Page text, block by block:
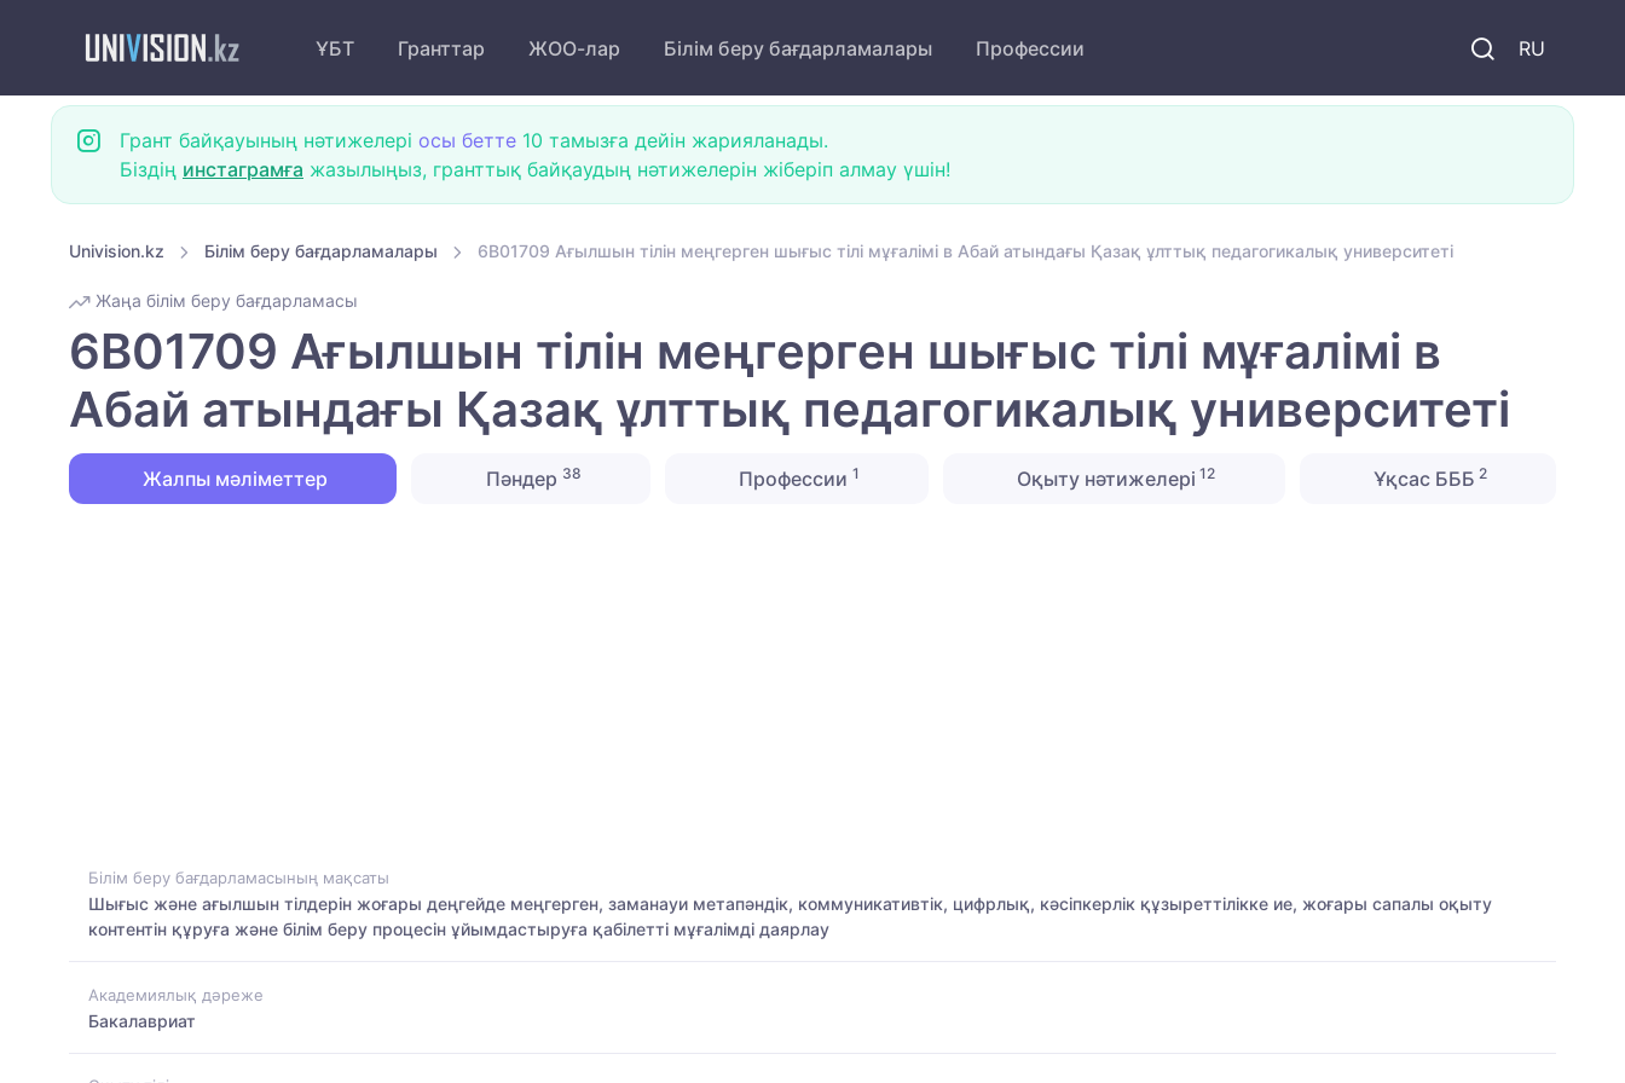
RU
ҰБТ Гранттар ЖОО-лар Білім беру бағдарламалары Профессии
Грант байқауының нәтижелері осы бетте 10 тамызға дейін жарияланады.
Біздің инстаграмға жазылыңыз, гранттық байқаудың нәтижелерін жіберіп алмау үшін!
Univision.kz Білім беру бағдарламалары 6B01709 Ағылшын тілін меңгерген шығыс тілі мұғалімі в Абай атындағы Қазақ ұлттық педагогикалық университеті
Жаңа білім беру бағдарламасы
6B01709 Ағылшын тілін меңгерген шығыс тілі мұғалімі в
Абай атындағы Қазақ ұлттық педагогикалық университеті
Жалпы мәліметтер Пәндер 38 Профессии1 Оқыту нәтижелері 12 Ұқсас БББ 2
Білім беру бағдарламасының мақсаты
Шығыс және ағылшын тілдерін жоғары деңгейде меңгерген, заманауи метапәндік, коммуникативтік, цифрлық, кәсіпкерлік құзыреттілікке ие, жоғары сапалы оқыту
контентін құруға және білім беру процесін ұйымдастыруға қабілетті мұғалімді даярлау
Академиялық дәреже
Бакалавриат